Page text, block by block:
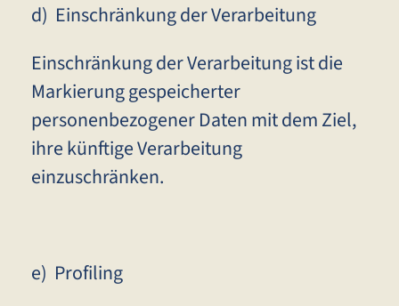
d) Einschränkung der Verarbeitung
Einschränkung der Verarbeitung ist die
Markierung gespeicherter
personenbezogener Daten mit dem Ziel,
ihre künftige Verarbeitung
einzuschränken.
e) Profiling